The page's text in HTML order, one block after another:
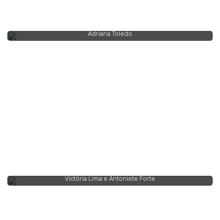
Adriana Toledo
Victória Lima e Antoniete Forte